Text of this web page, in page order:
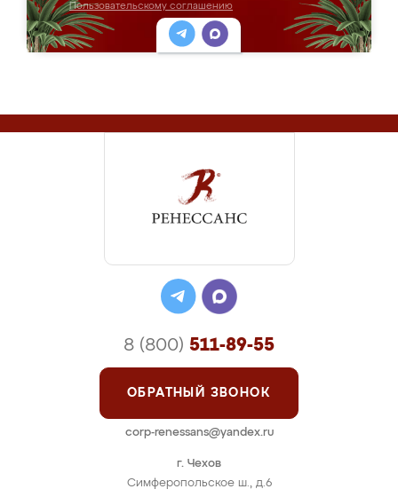
Пользовательскому соглашению
г. Чехов
Симферопольское ш., д.6
8 (800) 511-89-55
ОБРАТНЫЙ ЗВОНОК
corp-renessans@yandex.ru